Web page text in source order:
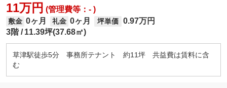
11万円 (管理費等：- )
敷金 0ヶ月 礼金 0ヶ月 坪単価 0.97万円
3階
11.39坪(37.68㎡)
草津駅徒歩5分 事務所テナント 約11坪 共益費は賃料に含
む